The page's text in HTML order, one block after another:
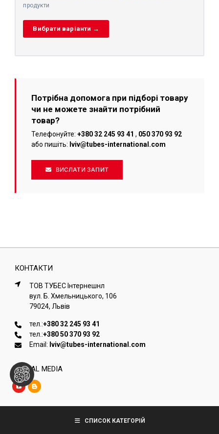
продукти
Вибрати варіанти →
Потрібна допомога при підборі товару
чи не можете знайти потрібний
товар?
Телефонуйте: +380 32 245 93 41 , 050 370 93 92
або пишіть: lviv@tubes-international.com
ВИСЛАТИ ЗАПИТ
КОНТАКТИ
ТОВ ТУБЕС Iнтернешнл
вул. Б. Хмельницького, 106
79024, Львiв
тел.:+380 32 245 93 41
тел.:+380 50 370 93 92
Email: lviv@tubes-international.com
SOCIAL MEDIA
Copyright © Tubes InternationalСПИСОК КАТЕГОРІЙ